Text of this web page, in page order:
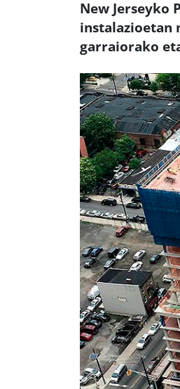
New Jerseyko
instalazioetan
garraiorako